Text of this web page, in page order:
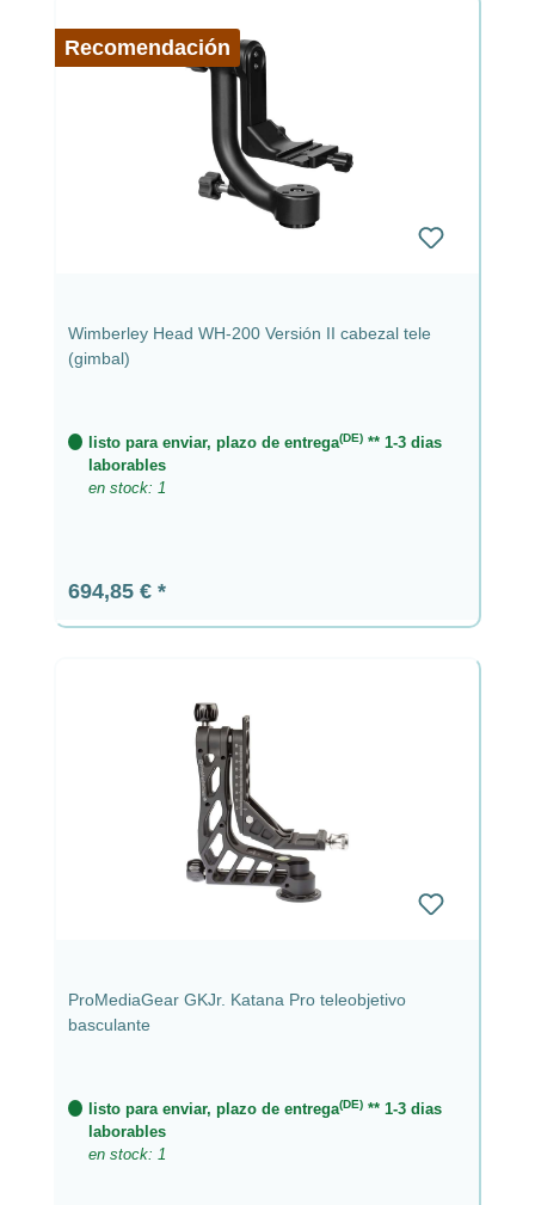
Recomendación
Wimberley Head WH-200 Versión II cabezal tele
(gimbal)
listo para enviar, plazo de entrega(DE) ** 1-3 dias
laborables
en stock: 1
Precio normal:
694,85 €
ProMediaGear GKJr. Katana Pro teleobjetivo
basculante
listo para enviar, plazo de entrega(DE) ** 1-3 dias
laborables
en stock: 1